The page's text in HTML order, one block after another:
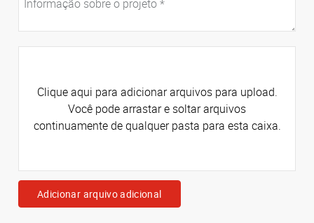
Clique aqui para adicionar arquivos para upload.
Você pode arrastar e soltar arquivos
continuamente de qualquer pasta para esta caixa.
Adicionar arquivo adicional